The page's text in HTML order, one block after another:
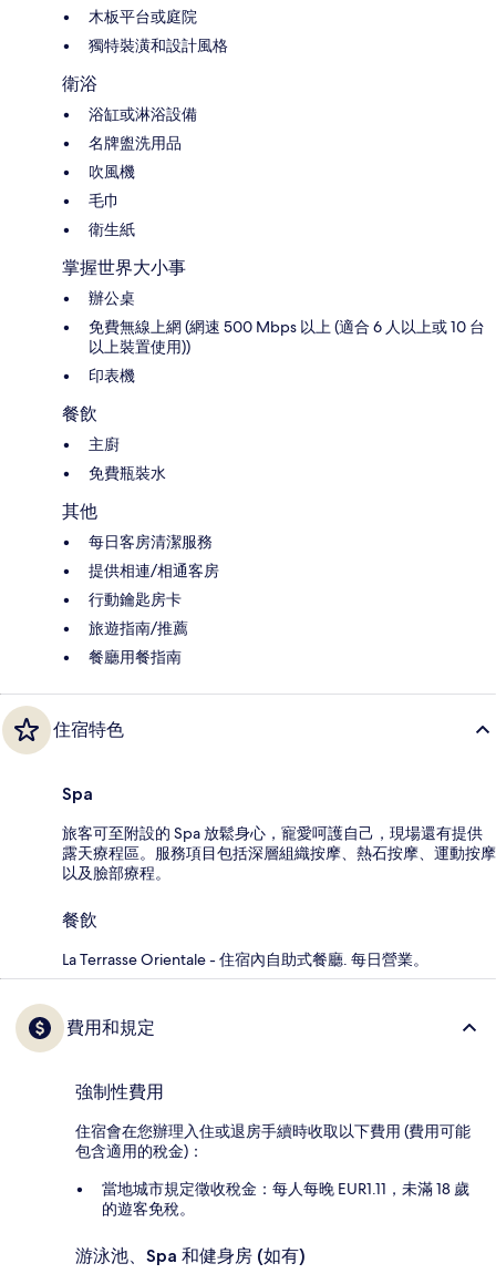
木板平台或庭院
獨特裝潢和設計風格
衛浴
浴缸或淋浴設備
名牌盥洗用品
吹風機
毛巾
衛生紙
掌握世界大小事
辦公桌
免費無線上網 (網速 500 Mbps 以上 (適合 6 人以上或 10 台
以上裝置使用))
印表機
餐飲
主廚
免費瓶裝水
其他
每日客房清潔服務
提供相連/相通客房
行動鑰匙房卡
旅遊指南/推薦
餐廳用餐指南
住宿特色
Spa
旅客可至附設的 Spa 放鬆身心，寵愛呵護自己，現場還有提供
露天療程區。服務項目包括深層組織按摩、熱石按摩、運動按摩
以及臉部療程。
餐飲
La Terrasse Orientale - 住宿內自助式餐廳. 每日營業。
費用和規定
強制性費用
住宿會在您辦理入住或退房手續時收取以下費用 (費用可能
包含適用的稅金)：
當地城市規定徵收稅金：每人每晚 EUR1.11，未滿 18 歲
的遊客免稅。
游泳池、Spa 和健身房 (如有)